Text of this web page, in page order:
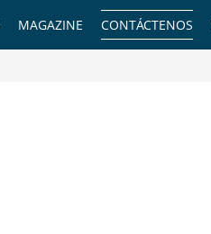
CONTÁCTENOS
MAGAZINE